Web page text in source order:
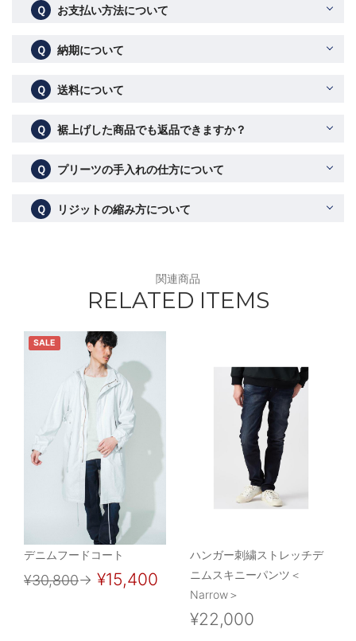
Ｑ お支払い方法について
Ｑ 納期について
Ｑ 送料について
Ｑ 裾上げした商品でも返品できますか？
Ｑ プリーツの手入れの仕方について
Ｑ リジットの縮み方について
関連商品
RELATED ITEMS
SALE
デニムフードコート
¥30,800→ ¥15,400
ハンガー刺繍ストレッチデ
ニムスキニーパンツ＜
Narrow＞
¥22,000